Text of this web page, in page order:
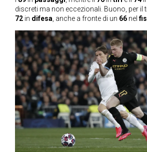
discreti ma non eccezionali. Buono, per il
72 in difesa, anche a fronte di un 66 nel